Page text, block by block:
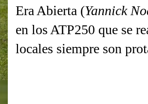
Era Abierta (Yannick
en los ATP250 que se
locales siempre son